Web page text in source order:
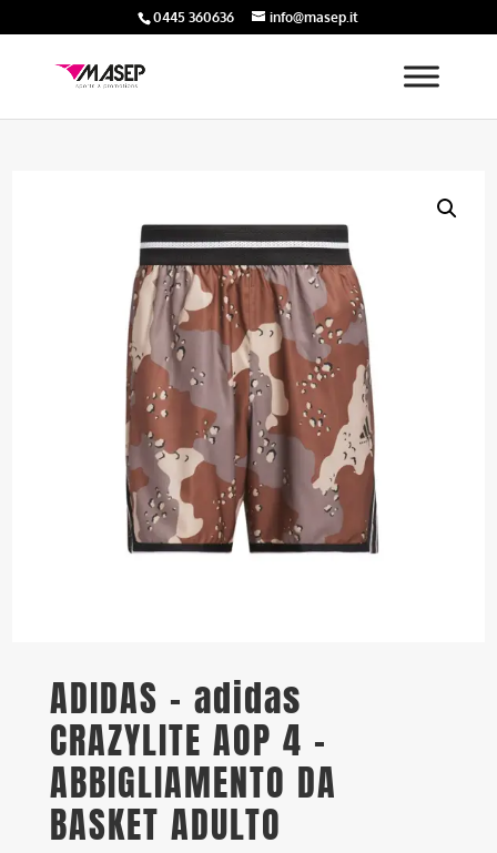
0445 360636 info@masep.it
ADIDAS – adidas
CRAZYLITE AOP 4 –
ABBIGLIAMENTO DA
BASKET ADULTO